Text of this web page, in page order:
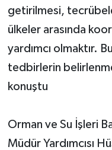
getirilmesi,
ülkeler arasında
yardımcı olmaktır.
tedbirlerin
konuştu
Orman ve Su İşleri
Müdür Yardımcısı